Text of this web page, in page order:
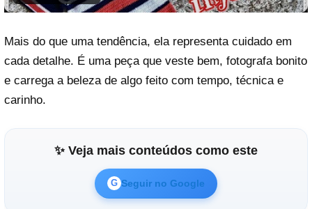
Mais do que uma tendência, ela representa cuidado em
cada detalhe. É uma peça que veste bem, fotografa bonito
e carrega a beleza de algo feito com tempo, técnica e
carinho.
✨ Veja mais conteúdos como este
G Seguir no Google